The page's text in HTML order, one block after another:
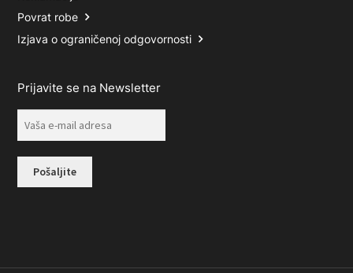
Povrat robe
Izjava o ograničenoj odgovornosti
Prijavite se na Newsletter